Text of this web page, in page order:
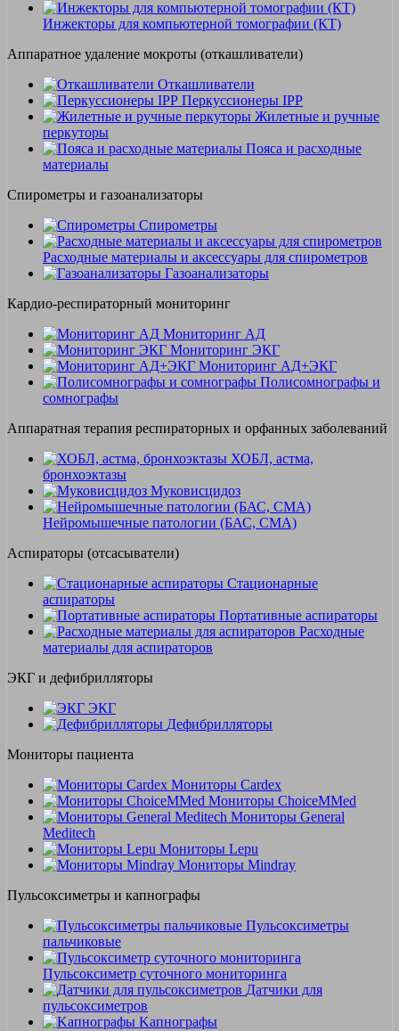
Инжекторы для компьютерной томографии (КТ)
Аппаратное удаление мокроты (откашливатели)
Откашливатели
Перкуссионеры IPP
Жилетные и ручные
перкуторы
Пояса и расходные
материалы
Спирометры и газоанализаторы
Спирометры
Расходные материалы и аксессуары для спирометров
Газоанализаторы
Кардио-респираторный мониторинг
Мониторинг АД
Мониторинг ЭКГ
Мониторинг АД+ЭКГ
Полисомнографы и
сомнографы
Аппаратная терапия респираторных и орфанных заболеваний
ХОБЛ, астма,
бронхоэктазы
Муковисцидоз
Нейромышечные патологии (БАС, СМА)
Аспираторы (отсасыватели)
Стационарные
аспираторы
Портативные аспираторы
Расходные
материалы для аспираторов
ЭКГ и дефибрилляторы
ЭКГ
Дефибрилляторы
Мониторы пациента
Мониторы Cardex
Мониторы ChoiceMMed
Мониторы General
Meditech
Мониторы Lepu
Мониторы Mindray
Пульсоксиметры и капнографы
Пульсоксиметры
пальчиковые
Пульсоксиметр суточного мониторинга
Датчики для
пульсоксиметров
Kапнографы